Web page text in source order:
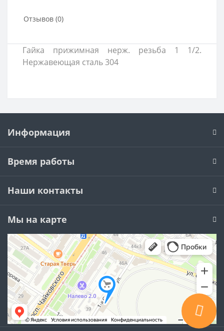
Отзывов (0)
Гайка прижимная нерж. резьба 1 1/2.
Нержавеющая сталь 304
Информация
Время работы
Наши контакты
Мы на карте